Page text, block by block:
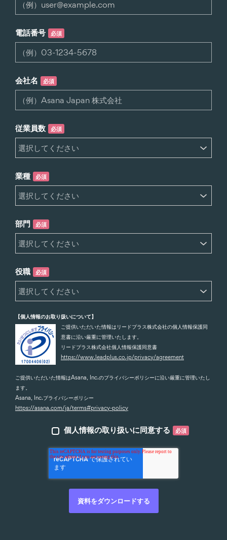
電話番号 必須
会社名 必須
従業員数 必須
業種 必須
部門 必須
役職 必須
【個人情報のお取り扱いについて】
ご提供いただいた情報はリードプラス株式会社の個人情報保護同
意書に沿い厳重に管理いたします。
リードプラス株式会社個人情報保護同意書
https://www.leadplus.co.jp/privacy/agreement
ご提供いただいた情報はAsana, Inc.のプライバシーポリシーに沿い厳重に管理いたし
ます。
Asana, Inc.プライバシーポリシー
https://asana.com/ja/terms#privacy-policy
個人情報の取り扱いに同意する 必須